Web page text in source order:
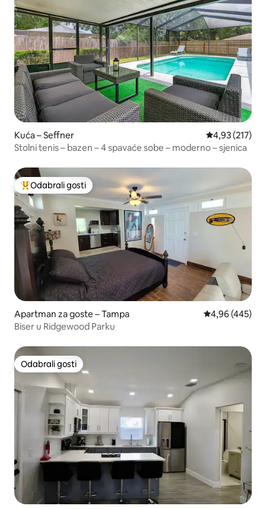
Kuća – Seffner Prosječna
4,93 (217)
Stolni tenis – bazen – 4 spavaće sobe – moderno – sjenica
Među najviše rangiranima s oznakom „Odabrali gosti”
Odabrali gosti
Apartman za goste – Tampa Prosječna
4,96 (445)
Biser u Ridgewood Parku
Odabrali gosti
Odabrali gosti